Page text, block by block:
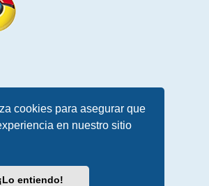
cookies para asegurar que
en nuestro sitio
¡Lo entiendo!